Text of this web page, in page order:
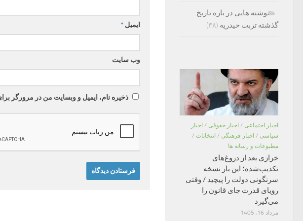
ایمیل *
وب‌ سایت
ذخیره نام، ایمیل و وبسایت من در مرورگر
نوشته هایی در باره تاریخ
گذشته تربت حیدریه (۳۸)
اخبار اجتماعی / اخبار حقوقی / اخبار
سیاسی / اخبار فرهنگی / انتخابات /
مطبوعات و رسانه ها
خرازی بعد از دروغ‌های
تکذیب‌شده؛ این بار نسخه
سرنگونی دولت را پیچید / وقتی
رویای قدرت جای قانون را
می‌گیرد
مرداد 16, 1405